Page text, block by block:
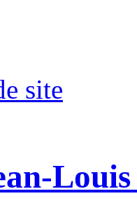
site